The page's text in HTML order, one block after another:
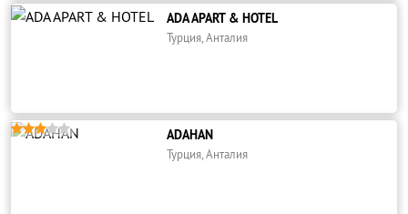
ADA APART & HOTEL
Турция, Анталия
 ADAHAN
Турция, Анталия